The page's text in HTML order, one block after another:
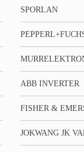
SPORLAN
ABB INVERTER
FISHER &
JOKWANG JK